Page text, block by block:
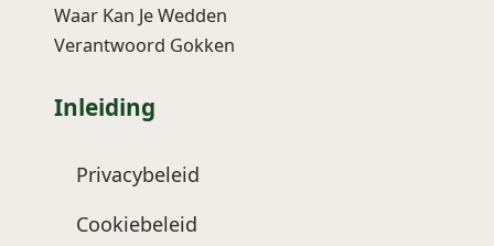
Waar Kan Je Wedden
Verantwoord Gokken
Inleiding
Privacybeleid
Cookiebeleid